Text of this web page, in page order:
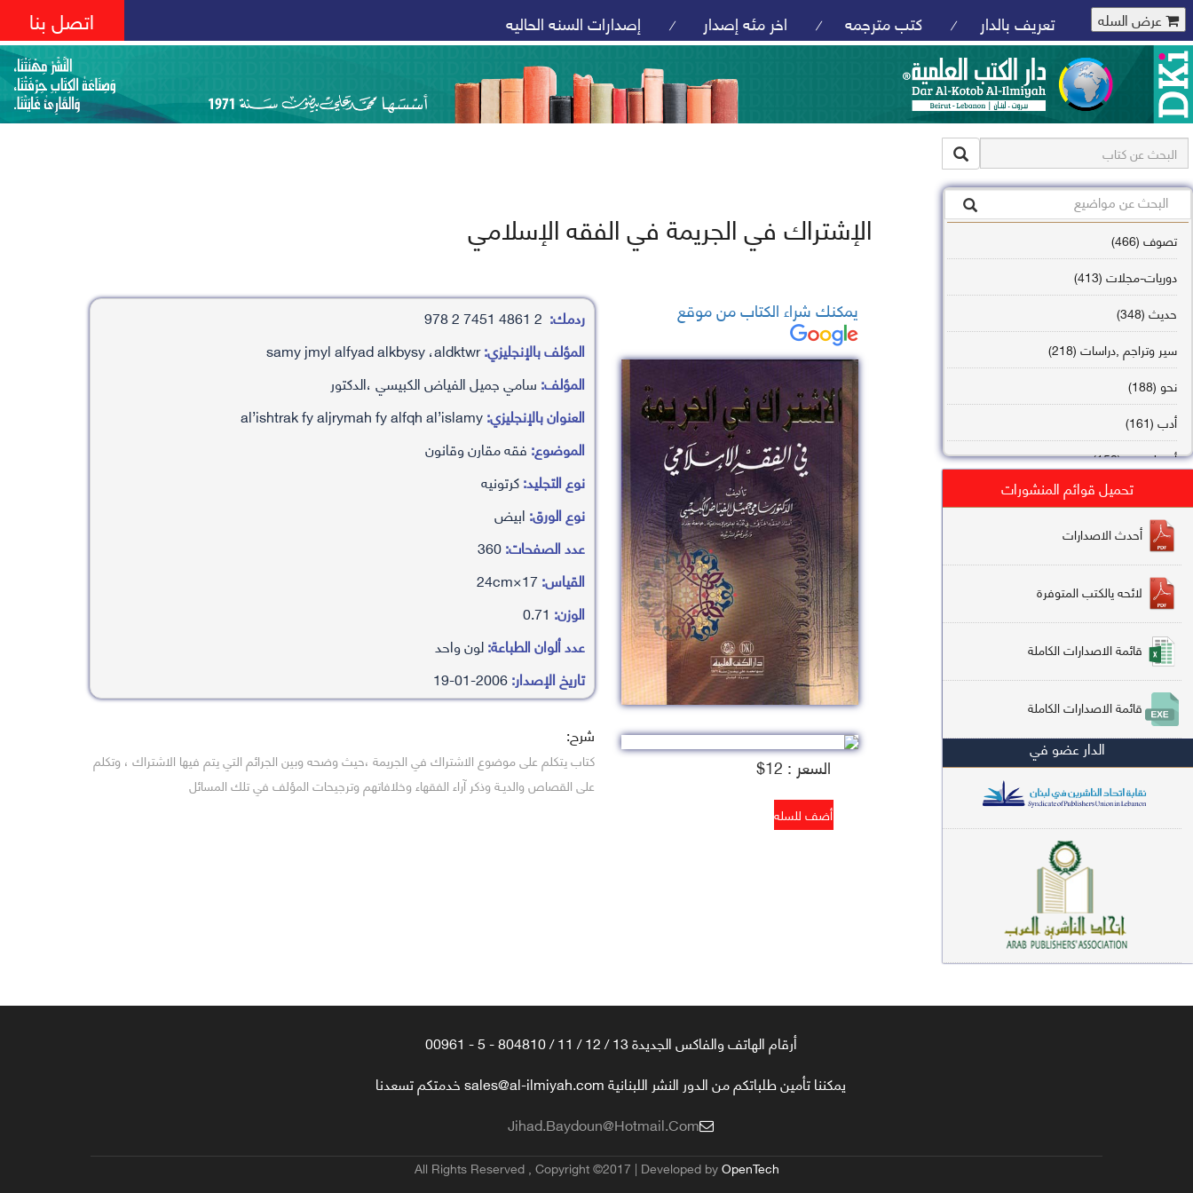
عرض السله تعريف بالدار / كتب مترجمه / اخر مئه إصدار / إصدارات السنه الحاليه اتصل بنا
تصوف (466)
دوريات-مجلات (413)
حديث (348)
سير وتراجم ,دراسات (218)
نحو (188)
أدب (161)
أصول فقه (158)
تاريخ (138)
فقه شافعي (132)
فقه حنفي (113)
فقه مالكي (112)
تفسير قرآن (106)
علم كلام (96)
أخلاق وتصوف (91)
سير وتراجم (90)
معاجم لغوية (89)
سيرة نبوية وتصوف (81)
دراسات إسلامية (75)
شعر (72)
علوم قرآن (66)
فقه عام وأحكام فقهية (62)
تحميل قوائم المنشورات
أحدث الاصدارات
لائحه يالكتب المتوفرة
قائمة الاصدارات الكاملة
قائمة الاصدارات الكاملة
الدار عضو في
الإشتراك في الجريمة في الفقه الإسلامي
يمكنك شراء الكتاب من موقع
السعر : 12$
ردمك:
المؤلف بالإنجليزي:samy jmyl alfyad alkbysy ،aldktwr
المؤلف:سامي جميل الفياض الكبيسي ،الدكتور
العنوان بالإنجليزي:al’ishtrak fy aljrymah fy alfqh al’islamy
الموضوع:فقه مقارن وقانون
نوع التجليد:كرتونيه
نوع الورق:ابيض
عدد الصفحات:360
القياس:17×24cm
الوزن:
عدد ألوان الطباعة:لون واحد
تاريخ الإصدار:2006-01-19
شرح:
كتاب يتكلم على موضوع الاشتراك في الجريمة ،حيث وضحه وبين الجرائم التي يتم فيها الاشتراك ، وتكلم
على القصاص والديـة وذكر آراء الفقهاء وخلافاتهم وترجيحات المؤلف في تلك المسائل
أرقام الهاتف والفاكس الجديدة 13 / 12 / 11 / 804810 - 5 - 00961
يمكننا تأمين طلباتكم من الدور النشر اللبنانية sales@al-ilmiyah.com خدمتكم تسعدنا
Jihad.baydoun@hotmail.com
All Rights Reserved , Copyright ©2017 | Developed byOpenTech